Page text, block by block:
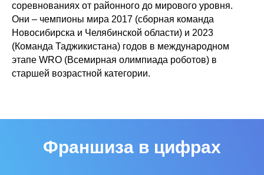
соревнованиях от районного до мирового уровня.
Они – чемпионы мира 2017 (сборная команда
Новосибирска и Челябинской области) и 2023
(Команда Таджикистана) годов в международном
этапе WRO (Всемирная олимпиада роботов) в
старшей возрастной категории.
Франшиза в цифрах